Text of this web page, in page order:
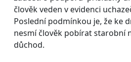
člověk veden v evidenci
Poslední podmínkou je, že ke
nesmí člověk pobírat starobní
důchod.